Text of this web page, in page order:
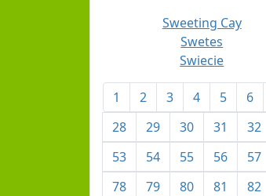
Sweeting Cay
Swetes
Swiecie
1 2 3 4 5 6
28
29 30 31 32
53
54 55 56 57
78
79 80 81 82